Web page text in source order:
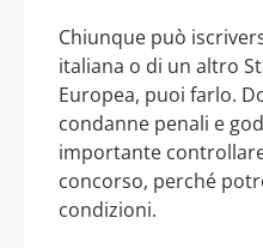
Chiunque può
italiana o di un altro
Europea, puoi farlo.
condanne penali e
importante
concorso, perché
condizioni.